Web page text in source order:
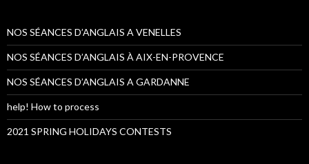
NOS SÉANCES D’ANGLAIS A VENELLES
NOS SÉANCES D’ANGLAIS À AIX-EN-PROVENCE
NOS SÉANCES D’ANGLAIS A GARDANNE
help! How to process
2021 SPRING HOLIDAYS CONTESTS